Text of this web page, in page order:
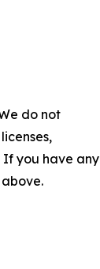
do not
If you have any